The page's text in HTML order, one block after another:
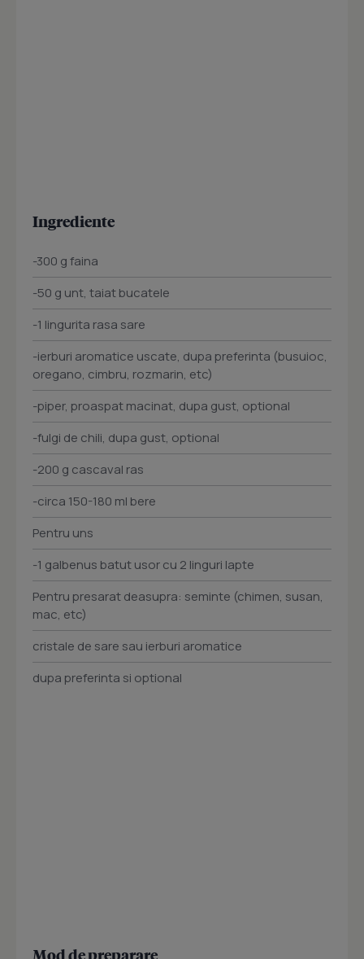
Ingrediente
-300 g faina
-50 g unt, taiat bucatele
-1 lingurita rasa sare
-ierburi aromatice uscate, dupa preferinta (busuioc,
oregano, cimbru, rozmarin, etc)
-piper, proaspat macinat, dupa gust, optional
-fulgi de chili, dupa gust, optional
-200 g cascaval ras
-circa 150-180 ml bere
Pentru uns
-1 galbenus batut usor cu 2 linguri lapte
Pentru presarat deasupra: seminte (chimen, susan,
mac, etc)
cristale de sare sau ierburi aromatice
dupa preferinta si optional
Mod de preparare